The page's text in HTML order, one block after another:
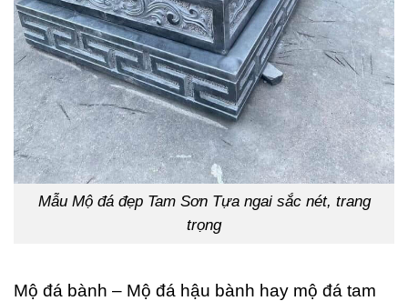
Mẫu Mộ đá đẹp Tam Sơn Tựa ngai sắc nét, trang
trọng
Mộ đá bành – Mộ đá hậu bành hay mộ đá tam